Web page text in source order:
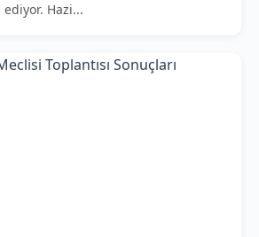
Hazi...